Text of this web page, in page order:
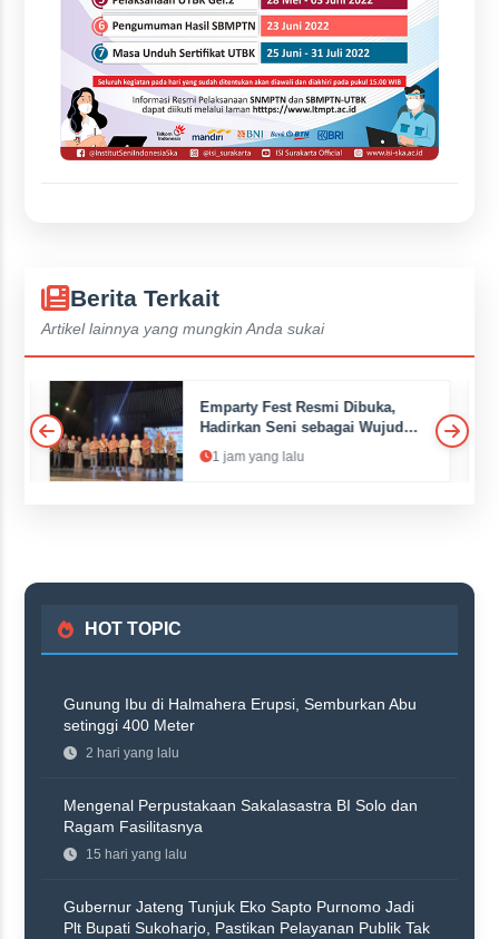
Berita Terkait
Artikel lainnya yang mungkin Anda sukai
Emparty Fest Resmi Dibuka,
Hadirkan Seni sebagai Wujud
Kepedulian dan Kemanusiaan
1 jam yang lalu
HOT TOPIC
Gunung Ibu di Halmahera Erupsi, Semburkan Abu
setinggi 400 Meter
2 hari yang lalu
Mengenal Perpustakaan Sakalasastra BI Solo dan
Ragam Fasilitasnya
15 hari yang lalu
Gubernur Jateng Tunjuk Eko Sapto Purnomo Jadi
Plt Bupati Sukoharjo, Pastikan Pelayanan Publik Tak